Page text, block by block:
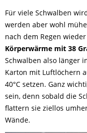
Für viele Schwalben
werden aber wohl
nach dem Regen
Körperwärme mit 38
Schwalben also länger
Karton mit Luftlöchern
40°C setzen. Ganz
sein, denn sobald die
flattern sie ziellos
Wände.